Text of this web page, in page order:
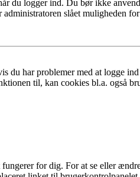
du logger ind. Du bør ikke
slået muligheden
du har problemer med at logge
til, kan cookies bl.a. også
for dig. For at se eller